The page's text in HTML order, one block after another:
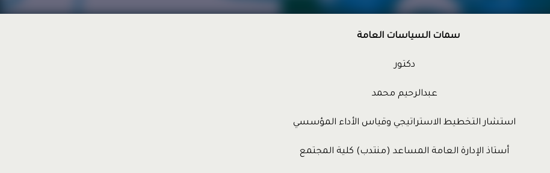
سمات السياسات العامة
دكتور
عبدالرحيم محمد
استشار التخطيط الاستراتيجي وقياس الأداء المؤسسي
أستاذ الإدارة العامة المساعد (منتدب) كلية المجتمع